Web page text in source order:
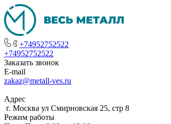
+74952752522
+74952752522
Заказать звонок
E-mail
zakaz@metall-ves.ru
Адрес
г. Москва ул Смирновская 25, стр 8
Режим работы